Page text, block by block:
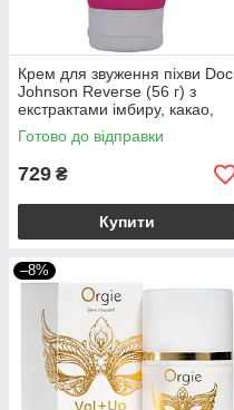
Крем для звуження піхви Doc
Johnson Reverse (56 г) з
екстрактами імбиру, какао,
кориці та перцю
Готово до відправки
729 ₴
Купити
–8%